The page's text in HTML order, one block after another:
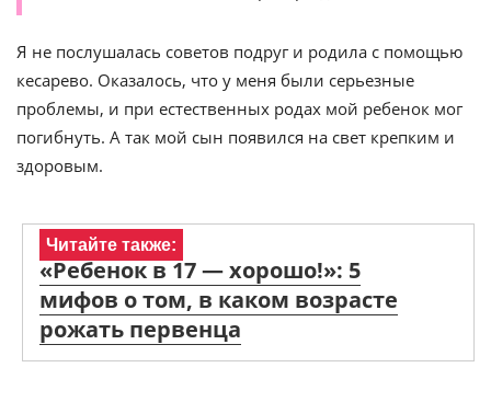
Я не послушалась советов подруг и родила с помощью
кесарево. Оказалось, что у меня были серьезные
проблемы, и при естественных родах мой ребенок мог
погибнуть. А так мой сын появился на свет крепким и
здоровым.
Читайте также:
«Ребенок в 17 — хорошо!»: 5
мифов о том, в каком возрасте
рожать первенца